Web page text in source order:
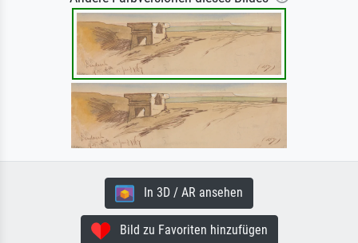
In 3D / AR ansehen
Bild zu Favoriten hinzufügen